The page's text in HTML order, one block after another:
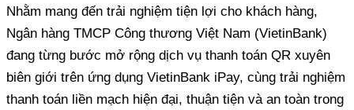
Nhằm mang đến trải nghiệm tiện lợi cho khách hàng,
Ngân hàng TMCP Công thương Việt Nam (VietinBank)
đang từng bước mở rộng dịch vụ thanh toán QR xuyên
biên giới trên ứng dụng VietinBank iPay, cùng trải nghiệm
thanh toán liền mạch hiện đại, thuận tiện và an toàn trong